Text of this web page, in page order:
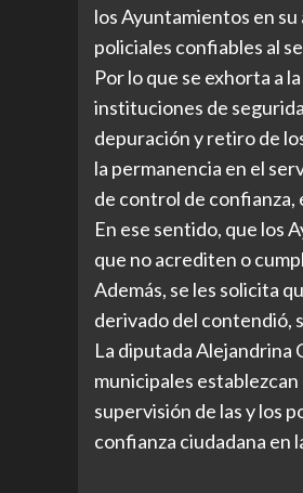
los Ayuntamientos en
policiales confiables al
Por lo que se exhorta a
instituciones de
depuración y retiro de
la permanencia en el
de control de confianza,
En ese sentido, que los
que no acrediten o
Además, se les solicita
derivado del contendió,
La diputada Alejandrina
municipales
supervisión de las y los
confianza ciudadana en